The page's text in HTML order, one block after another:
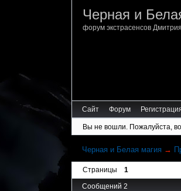
Черная и
форум экстрасенсов
Сайт Форум
Вы не вошли. Пожалуйста,
Черная и Белая магия →
Страницы 1
Сообщений 2